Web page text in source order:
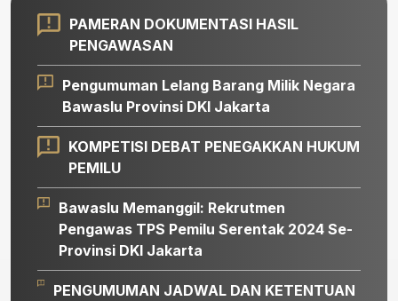
PAMERAN DOKUMENTASI HASIL
PENGAWASAN
Pengumuman Lelang Barang Milik Negara
Bawaslu Provinsi DKI Jakarta
KOMPETISI DEBAT PENEGAKKAN HUKUM
PEMILU
Bawaslu Memanggil: Rekrutmen
Pengawas TPS Pemilu Serentak 2024 Se-
Provinsi DKI Jakarta
PENGUMUMAN JADWAL DAN KETENTUAN